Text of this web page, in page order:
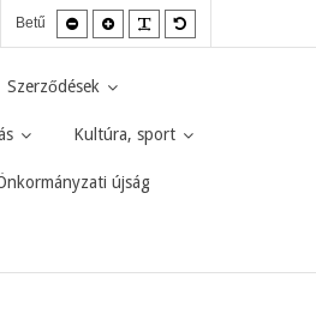
Betű
Kisebb
betűméret
Nagyobb
betűméret
Szerződések
Kultúra, sport
újság